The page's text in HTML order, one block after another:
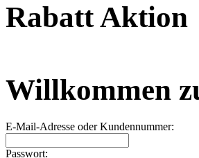
Rabatt Aktion
Willkommen
E-Mail-Adresse oder Kundennummer:
Passwort: